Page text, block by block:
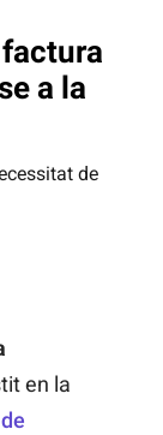
a la
de
en la